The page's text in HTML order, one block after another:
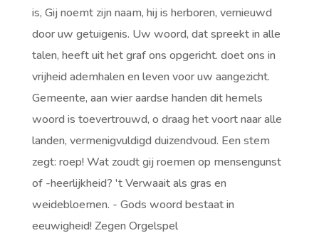
is, Gij noemt zijn naam, hij is herboren, vernieuwd
door uw getuigenis. Uw woord, dat spreekt in alle
talen, heeft uit het graf ons opgericht. doet ons in
vrijheid ademhalen en leven voor uw aangezicht.
Gemeente, aan wier aardse handen dit hemels
woord is toevertrouwd, o draag het voort naar alle
landen, vermenigvuldigd duizendvoud. Een stem
zegt: roep! Wat zoudt gij roemen op mensengunst
of -heerlijkheid? 't Verwaait als gras en
weidebloemen. - Gods woord bestaat in
eeuwigheid! Zegen Orgelspel